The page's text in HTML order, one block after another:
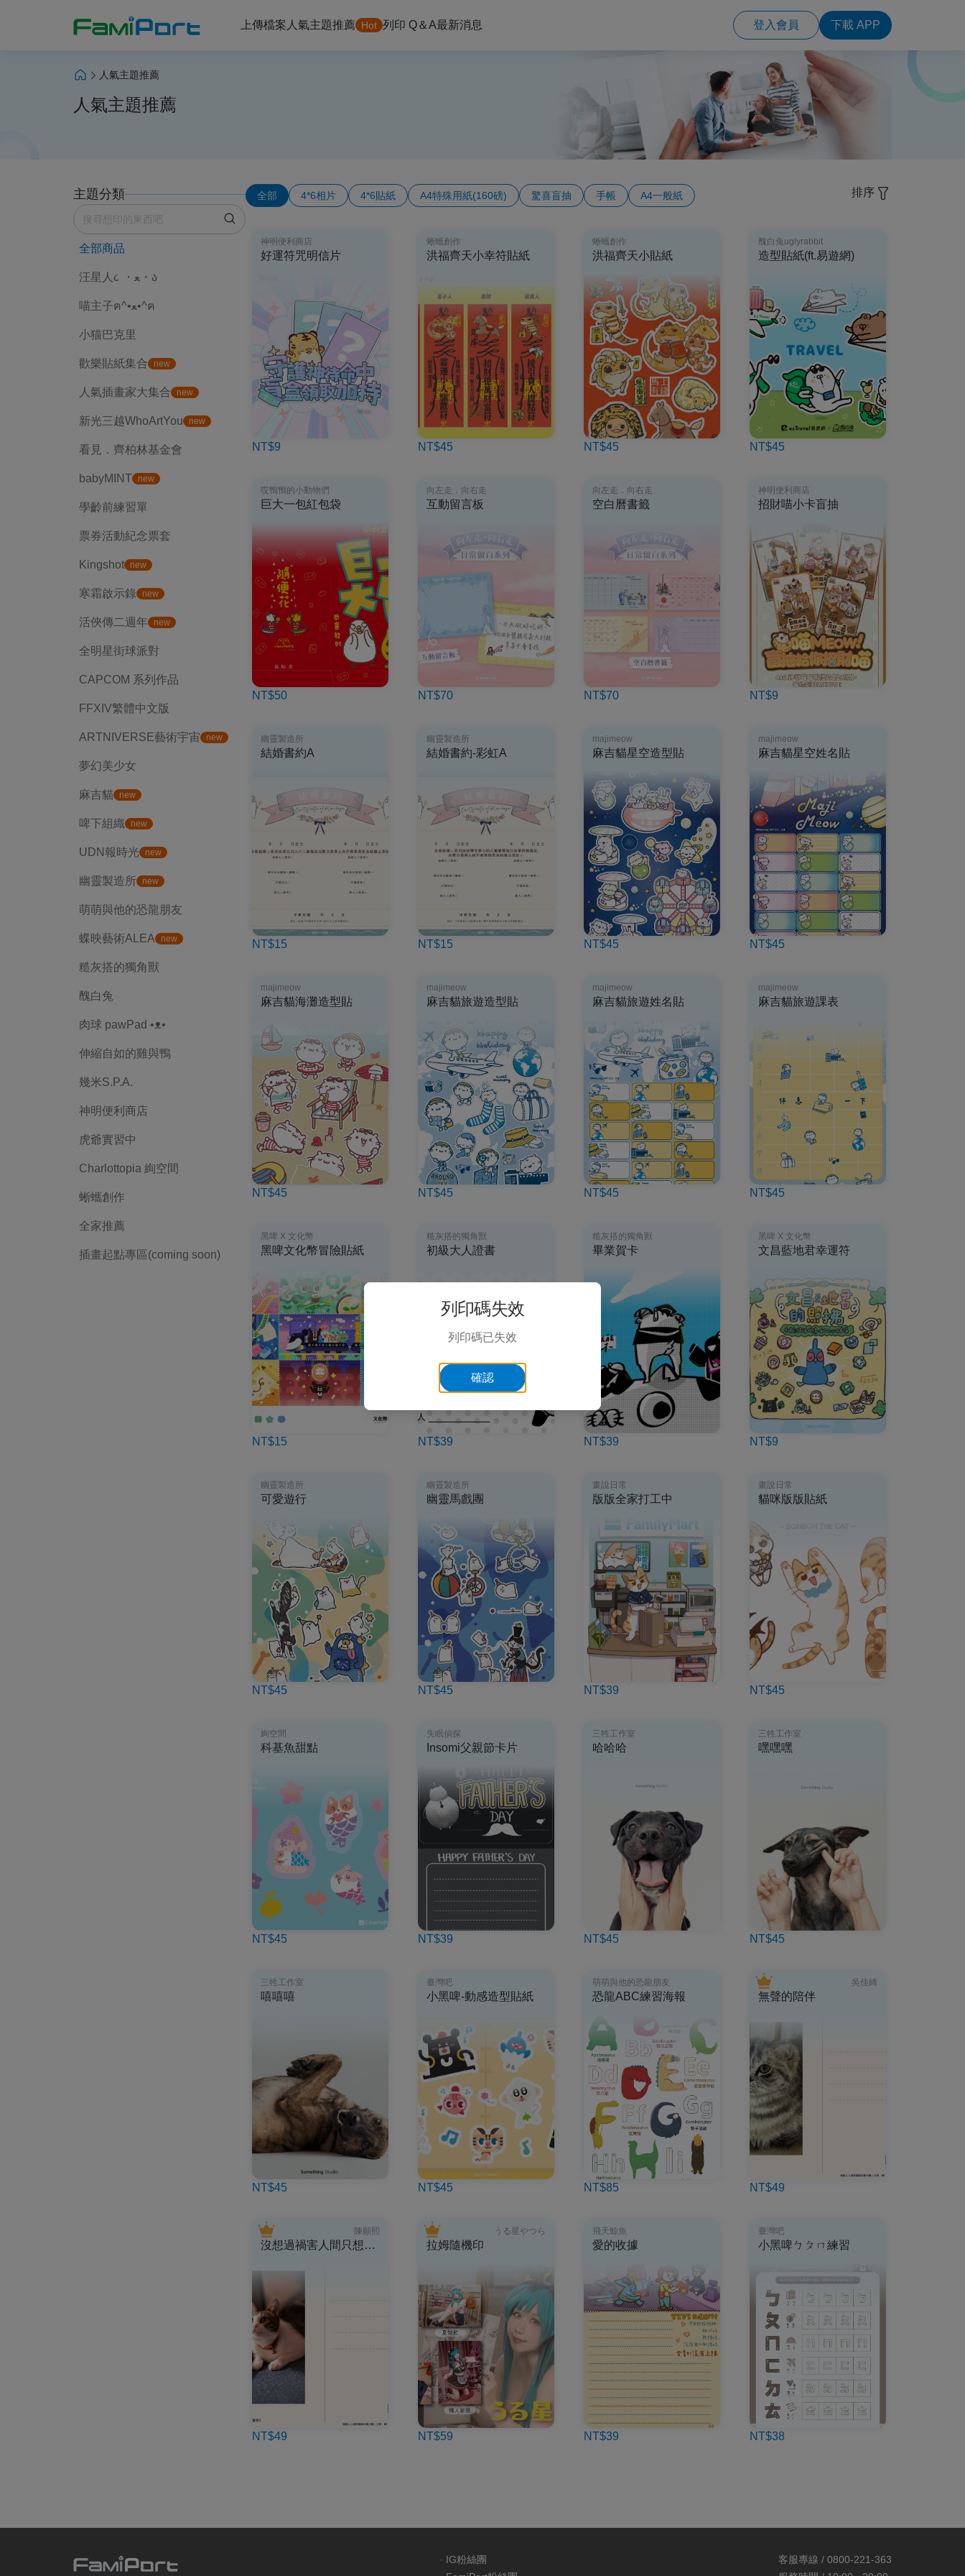
上傳檔案 人氣主題推薦 Hot 列印 Q＆A最新消息 登入會員 下載 APP
人氣主題推薦
人氣主題推薦
主題分類
全部商品
汪星人૮ ・ﻌ・ა
喵主子ฅ^•ﻌ•^ฅ
小猫巴克里
歡樂貼紙集合 new
人氣插畫家大集合 new
新光三越WhoArtYou new
看見．齊柏林基金會
babyMINT new
學齡前練習單
票券活動紀念票套
Kingshot new
寒霜啟示錄 new
活俠傳二週年 new
全明星街球派對
CAPCOM 系列作品
FFXIV繁體中文版
ARTNIVERSE藝術宇宙 new
夢幻美少女
麻吉貓 new
啤下組織 new
UDN報時光 new
幽靈製造所 new
萌萌與他的恐龍朋友
蝶映藝術ALEA new
糙灰搭的獨角獸
醜白兔
肉球 pawPad •ᴥ•
伸縮自如的雞與鴨
幾米S.P.A.
神明便利商店
虎爺實習中
Charlottopia 絢空間
蜥蠵創作
全家推薦
插畫起點專區(coming soon)
全部 4*6相片 4*6貼紙 A4特殊用紙(160磅) 驚喜盲抽 手帳 A4一般紙 排序
神明便利商店
好運符咒明信片
NT$9
蜥蠵創作
洪福齊天小幸符貼紙
NT$45
蜥蠵創作
洪福齊天小貼紙
NT$45
醜白兔uglyrabbit
造型貼紙(ft.易遊網)
NT$45
哎鴨鴨的小動物們
巨大一包紅包袋
NT$50
向左走．向右走
互動留言板
NT$70
向左走．向右走
空白曆書籤
NT$70
神明便利商店
招財喵小卡盲抽
NT$9
幽靈製造所
結婚書約A
NT$15
幽靈製造所
結婚書約-彩虹A
NT$15
majimeow
麻吉貓星空造型貼
NT$45
majimeow
麻吉貓星空姓名貼
NT$45
majimeow
麻吉貓海灘造型貼
NT$45
majimeow
麻吉貓旅遊造型貼
NT$45
majimeow
麻吉貓旅遊姓名貼
NT$45
majimeow
麻吉貓旅遊課表
NT$45
黑啤 X 文化幣
黑啤文化幣冒險貼紙
NT$15
糙灰搭的獨角獸
初級大人證書
NT$39
糙灰搭的獨角獸
畢業賀卡
NT$39
黑啤 X 文化幣
文昌藍地君幸運符
NT$9
幽靈製造所
可愛遊行
NT$45
幽靈製造所
幽靈馬戲團
NT$45
畫說日常
版版全家打工中
NT$39
畫說日常
貓咪版版貼紙
NT$45
絢空間
科基魚甜點
NT$45
失眠偵探
Insomi父親節卡片
NT$39
三牲工作室
哈哈哈
NT$45
三牲工作室
嘿嘿嘿
NT$45
三牲工作室
嘻嘻嘻
NT$45
臺灣吧
小黑啤-動感造型貼紙
NT$45
萌萌與他的恐龍朋友
恐龍ABC練習海報
NT$85
吳佳綺
無聲的陪伴
NT$49
陳願熙
沒想過禍害人間只想禍害你
NT$49
うる星やつら
拉姆隨機印
NT$59
飛天鯨魚
愛的收據
NT$39
臺灣吧
小黑啤ㄅㄆㄇ練習
NT$38
- IG粉絲團
客服專線 / 0800-221-363
列印碼失效
列印碼已失效
確認